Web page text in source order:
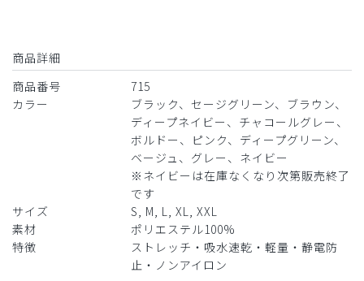
購入確認済み
151-155cm 体重:
45kg以下
大きめ
よく伸びる
伸びない
厚い
色はブラウンに近いボルドー、肌馴染みの良い高級感のある
色です。
生地も薄手で涼しく着やすいです！
洗濯してもややシワが残りやすいことが少し気になります
が、大切に着させていただきます。
商品詳細
商品番号
715
カラー
ブラック、セージグリーン、ブラウン、
ディープネイビー、チャコールグレー、
ボルドー、ピンク、ディープグリーン、
ベージュ、グレー、ネイビー
※ネイビーは在庫なくなり次第販売終了
です
サイズ
S, M, L, XL, XXL
素材
ポリエステル100%
特徴
ストレッチ・吸水速乾・軽量・静電防
止・ノンアイロン